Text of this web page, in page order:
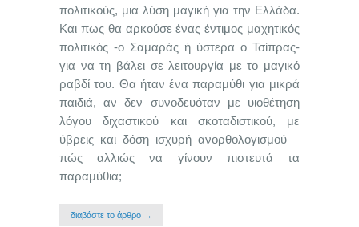
πολιτικούς, μια λύση μαγική για την Ελλάδα.
Και πως θα αρκούσε ένας έντιμος μαχητικός
πολιτικός -ο Σαμαράς ή ύστερα ο Τσίπρας-
για να τη βάλει σε λειτουργία με το μαγικό
ραβδί του. Θα ήταν ένα παραμύθι για μικρά
παιδιά, αν δεν συνοδευόταν με υιοθέτηση
λόγου διχαστικού και σκοταδιστικού, με
ύβρεις και δόση ισχυρή ανορθολογισμού –
πώς αλλιώς να γίνουν πιστευτά τα
παραμύθια;
διαβάστε το άρθρο →